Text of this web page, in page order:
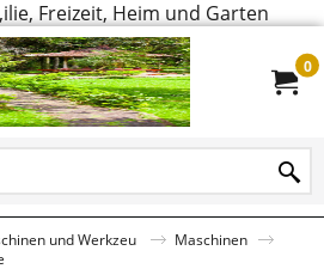
Freizeit, Heim und Garten
0
und Werkzeu
Maschinen